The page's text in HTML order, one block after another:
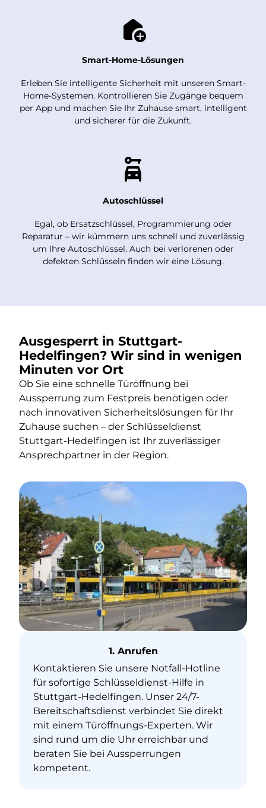
Smart-Home-Lösungen
Erleben Sie intelligente Sicherheit mit unseren Smart-
Home-Systemen. Kontrollieren Sie Zugänge bequem
per App und machen Sie Ihr Zuhause smart, intelligent
und sicherer für die Zukunft.
Autoschlüssel
Egal, ob Ersatzschlüssel, Programmierung oder
Reparatur – wir kümmern uns schnell und zuverlässig
um Ihre Autoschlüssel. Auch bei verlorenen oder
defekten Schlüsseln finden wir eine Lösung.
Ausgesperrt in Stuttgart-
Hedelfingen? Wir sind in wenigen
Minuten vor Ort
Ob Sie eine schnelle Türöffnung bei
Aussperrung zum Festpreis benötigen oder
nach innovativen Sicherheitslösungen für Ihr
Zuhause suchen – der Schlüsseldienst
Stuttgart-Hedelfingen ist Ihr zuverlässiger
Ansprechpartner in der Region.
1. Anrufen
Kontaktieren Sie unsere Notfall-Hotline
für sofortige Schlüsseldienst-Hilfe in
Stuttgart-Hedelfingen. Unser 24/7-
Bereitschaftsdienst verbindet Sie direkt
mit einem Türöffnungs-Experten. Wir
sind rund um die Uhr erreichbar und
beraten Sie bei Aussperrungen
kompetent.